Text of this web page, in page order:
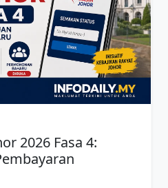
2026 Fasa 4: